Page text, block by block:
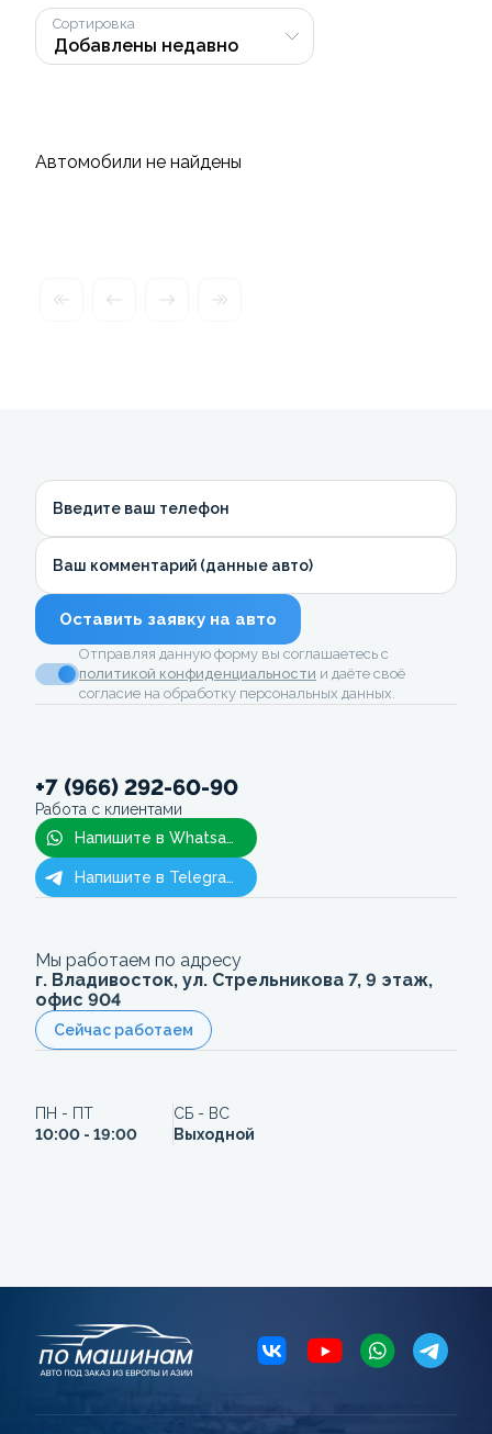
Сортировка
Автомобили не найдены
Введите ваш телефон
Ваш комментарий (данные авто)
Оставить заявку на авто
Отправляя данную форму вы соглашаетесь с
политикой конфиденциальности и даёте своё
согласие на обработку персональных данных.
+7 (966) 292-60-90
Работа с клиентами
Напишите в Whatsapp
Напишите в Telegram
Мы работаем по адресу
г. Владивосток, ул. Стрельникова 7, 9 этаж,
офис 904
Сейчас работаем
ПН - ПТ
10:00 - 19:00
СБ - ВС
Выходной